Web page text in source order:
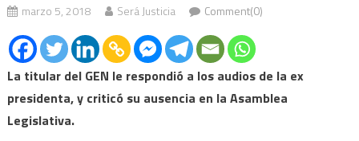
marzo 5, 2018 Será Justicia Comment(0)
La titular del GEN le respondió a los audios de la ex
presidenta, y criticó su ausencia en la Asamblea
Legislativa.